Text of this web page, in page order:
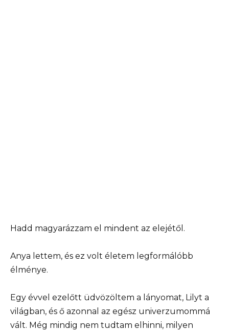
Hadd magyarázzam el mindent az elejétől.
Anya lettem, és ez volt életem legformálóbb
élménye.
Egy évvel ezelőtt üdvözöltem a lányomat, Lilyt a
világban, és ő azonnal az egész univerzumommá
vált. Még mindig nem tudtam elhinni, milyen